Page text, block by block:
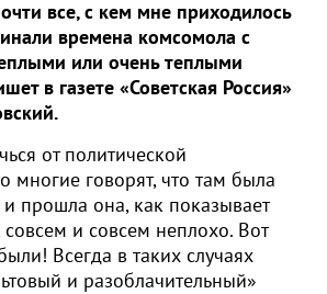
все, с кем мне приходилось
времена комсомола с
или очень теплыми
в газете «Советская Россия»
от политической
многие говорят, что там была
прошла она, как показывает
и совсем неплохо. Вот
Всегда в таких случаях
и разоблачительный»